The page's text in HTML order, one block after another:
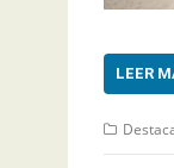
LEER